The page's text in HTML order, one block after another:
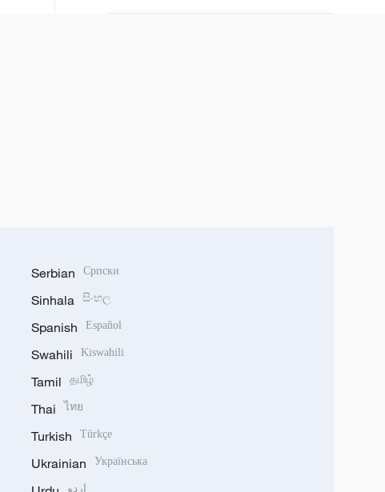
Serbian Српски
Sinhala සිංහල
Spanish Español
Swahili Kiswahili
Tamil தமிழ்
Thai ไทย
Turkish Türkçe
Ukrainian Українська
اردو